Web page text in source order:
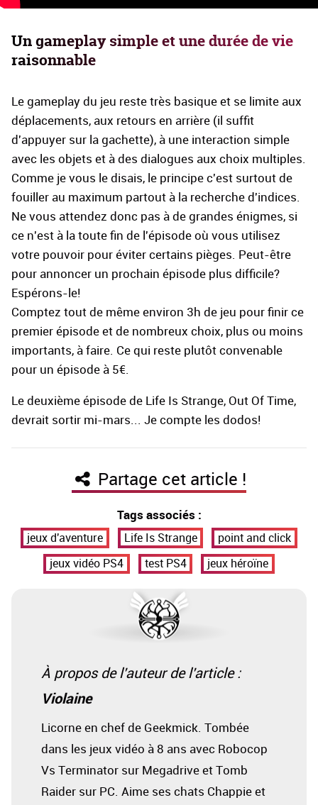
Un gameplay simple et une durée de vie
raisonnable
Le gameplay du jeu reste très basique et se limite aux
déplacements, aux retours en arrière (il suffit
d'appuyer sur la gachette), à une interaction simple
avec les objets et à des dialogues aux choix multiples.
Comme je vous le disais, le principe c'est surtout de
fouiller au maximum partout à la recherche d'indices.
Ne vous attendez donc pas à de grandes énigmes, si
ce n'est à la toute fin de l'épisode où vous utilisez
votre pouvoir pour éviter certains pièges. Peut-être
pour annoncer un prochain épisode plus difficile?
Espérons-le!
Comptez tout de même environ 3h de jeu pour finir ce
premier épisode et de nombreux choix, plus ou moins
importants, à faire. Ce qui reste plutôt convenable
pour un épisode à 5€.
Le deuxième épisode de Life Is Strange, Out Of Time,
devrait sortir mi-mars... Je compte les dodos!
Partage cet article !
Tags associés :
jeux d'aventure Life Is Strange
point and click
jeux vidéo PS4
test PS4 jeux héroïne
À propos de l'auteur de l'article :
Violaine
Licorne en chef de Geekmick. Tombée
dans les jeux vidéo à 8 ans avec Robocop
Vs Terminator sur Megadrive et Tomb
Raider sur PC. Aime ses chats Chappie et